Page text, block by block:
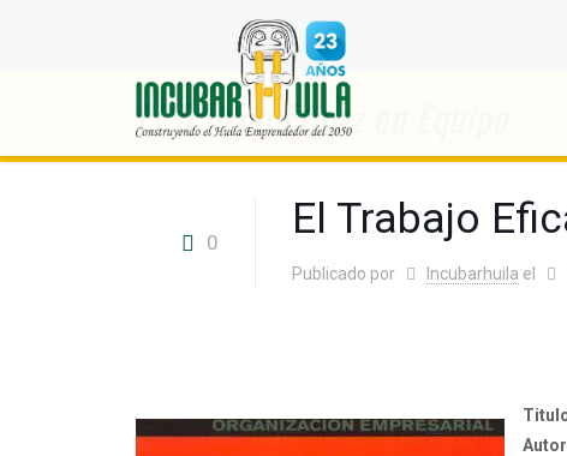
El Trabajo Eficaz en Equipo
0 El Trabajo
Publicado por Incubarhuila el